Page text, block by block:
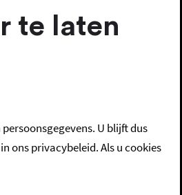
te laten
U blijft dus
ons privacybeleid. Als u cookies